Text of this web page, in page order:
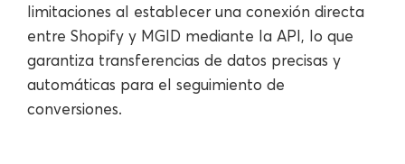
limitaciones al establecer una conexión directa
entre Shopify y MGID mediante la API, lo que
garantiza transferencias de datos precisas y
automáticas para el seguimiento de
conversiones.